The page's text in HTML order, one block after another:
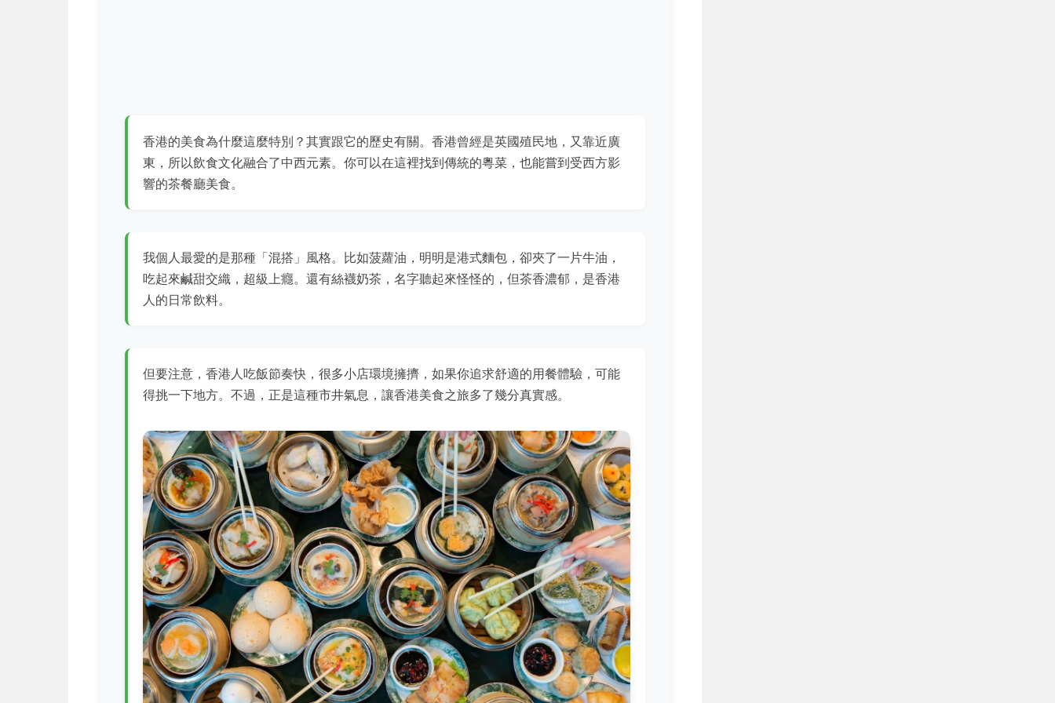
香港的美食為什麼這麼特別？其實跟它的歷史有關。香港曾經是英國殖民地，又靠近廣
東，所以飲食文化融合了中西元素。你可以在這裡找到傳統的粵菜，也能嘗到受西方影
響的茶餐廳美食。
我個人最愛的是那種「混搭」風格。比如菠蘿油，明明是港式麵包，卻夾了一片牛油，
吃起來鹹甜交織，超級上癮。還有絲襪奶茶，名字聽起來怪怪的，但茶香濃郁，是香港
人的日常飲料。
但要注意，香港人吃飯節奏快，很多小店環境擁擠，如果你追求舒適的用餐體驗，可能
得挑一下地方。不過，正是這種市井氣息，讓香港美食之旅多了幾分真實感。